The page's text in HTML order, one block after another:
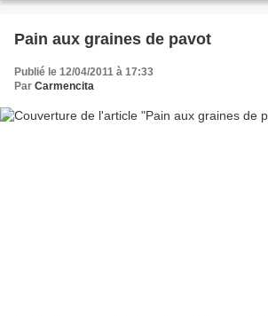
Pain aux graines de pavot
Publié le 12/04/2011 à 17:33
Par Carmencita